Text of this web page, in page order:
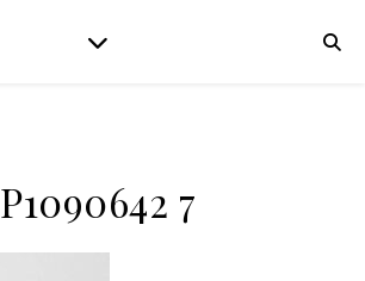
P1090642 7